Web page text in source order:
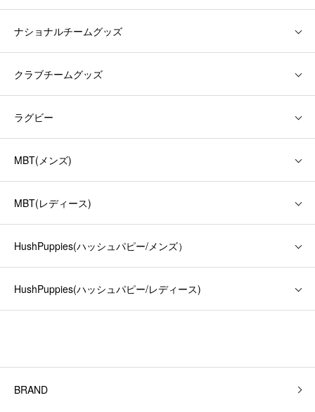
ナショナルチームグッズ
クラブチームグッズ
ラグビー
MBT(メンズ)
MBT(レディース)
HushPuppies(ハッシュパピー/メンズ）
HushPuppies(ハッシュパピー/レディース)
BRAND